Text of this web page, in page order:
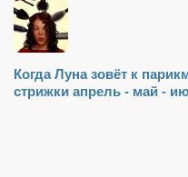
Когда Луна зовёт к
стрижки апрель - май -